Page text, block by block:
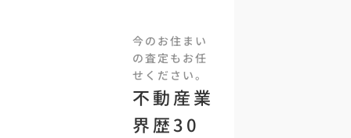
今のお住まい
の査定もお任
せください。
不動産業
界歴30